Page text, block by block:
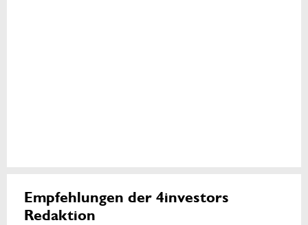
Empfehlungen der 4investors
Redaktion